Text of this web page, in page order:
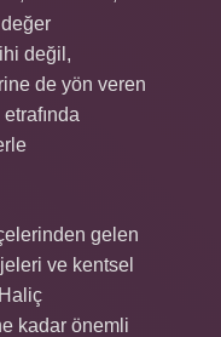
değil,
de yön veren
gelen
ve kentsel
kadar önemli